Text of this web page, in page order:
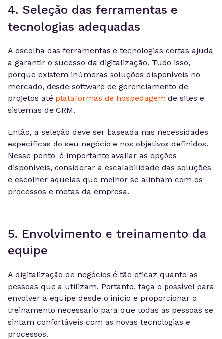
4. Seleção das ferramentas e
tecnologias adequadas
A escolha das ferramentas e tecnologias certas ajuda
a garantir o sucesso da digitalização. Tudo isso,
porque existem inúmeras soluções disponíveis no
mercado, desde software de gerenciamento de
projetos até plataformas de hospedagem de sites e
sistemas de CRM.
Então, a seleção deve ser baseada nas necessidades
específicas do seu negócio e nos objetivos definidos.
Nesse ponto, é importante avaliar as opções
disponíveis, considerar a escalabilidade das soluções
e escolher aquelas que melhor se alinham com os
processos e metas da empresa.
5. Envolvimento e treinamento da
equipe
A digitalização de negócios é tão eficaz quanto as
pessoas que a utilizam. Portanto, faça o possível para
envolver a equipe desde o início e proporcionar o
treinamento necessário para que todas as pessoas se
sintam confortáveis com as novas tecnologias e
processos.